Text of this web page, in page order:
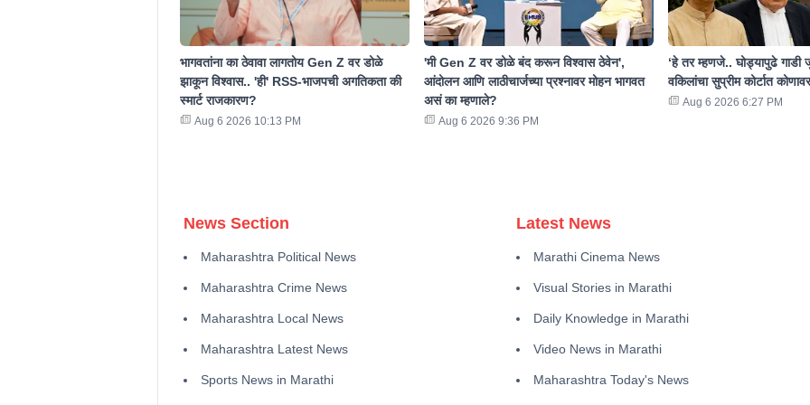
भागवतांना का ठेवावा लागतोय Gen Z वर डोळे
झाकून विश्वास.. 'ही' RSS-भाजपची अगतिकता की
स्मार्ट राजकारण?
Aug 6 2026 10:13 PM
'मी Gen Z वर डोळे बंद करून विश्वास ठेवेन',
आंदोलन आणि लाठीचार्जच्या प्रश्नावर मोहन भागवत
असं का म्हणाले?
Aug 6 2026 9:36 PM
‘हे तर म्हणजे.. घोड्यापुढे गाडी
वकिलांचा सुप्रीम कोर्टात
Aug 6 2026 6:27 PM
News Section
Maharashtra Political News
Maharashtra Crime News
Maharashtra Local News
Maharashtra Latest News
Sports News in Marathi
Latest News
Marathi Cinema News
Visual Stories in Marathi
Daily Knowledge in Marathi
Video News in Marathi
Maharashtra Today's News